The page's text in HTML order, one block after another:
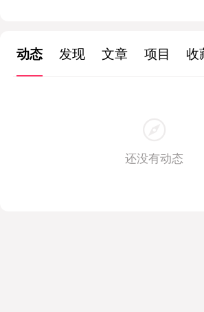
动态 发现 文章 项目 收
还没有动态